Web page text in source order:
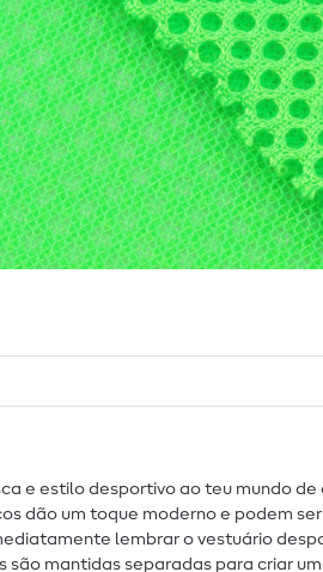
e estilo desportivo ao teu mundo
dão um toque moderno e podem
lembrar o vestuário
mantidas separadas para criar